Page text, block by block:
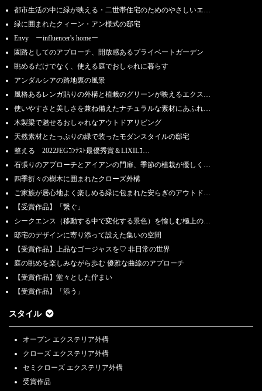
都市生活の中に緑が映える・二世帯住宅のためのやさしいエ…
緑に囲まれたクィーン・アン様式の邸宅
Envy ーinfluencer's homeー
園路としてのアプローチ、開放感あるプライベートガーデン
眺めるだけでなく、使える庭でおしゃれに暮らす
アンダルシアの路地裏の風景
風格あるレンガ貼りの外構と植栽のグリーンが映えるエクス…
使いやすさと美しさを兼ね備えたナチュラルな素材にあふれ…
木製梁で魅せるおしゃれなアウトドアリビング
天然素材とたっぷりの緑で装ったモダンスタイルの邸宅
整える 2022JEGｺﾝﾃｽﾄ最優秀賞＆LIXILｺ…
石張りのアプローチとアイアンの門扉、季節の植栽が優しく…
四季折々の樹木に囲まれたクローズ外構
ご家族が居心地よく楽しめる緑に包まれた安らぎのアウトド…
【受賞作品】「繋ぐ」
シークエンス（移動する中で変化する景色）を愉しむ極上の…
邸宅のデザインに寄り添って設えた集いの空間
【受賞作品】上品なゴージャスを♡ 非日常の世界
庭の眺めを楽しみながら歩む 優雅な曲線のアプローチ
【受賞作品】堂々とした佇まい
【受賞作品】「添う」
スタイル
オープン エクステリア外構
クローズ エクステリア外構
セミクローズ エクステリア外構
受賞作品